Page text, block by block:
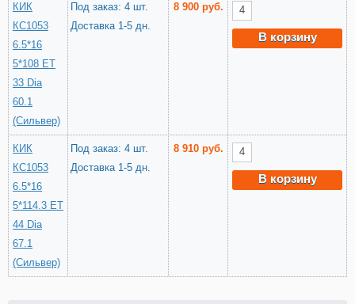
КИК
КС1053
6.5*16
5*108 ET
33 Dia
60.1
(Сильвер)
Под заказ: 4 шт.
Доставка 1-5 дн.
8 900 руб.
В корзину
КИК
КС1053
6.5*16
5*114.3 ET
44 Dia
67.1
(Сильвер)
Под заказ: 4 шт.
Доставка 1-5 дн.
8 910 руб.
В корзину